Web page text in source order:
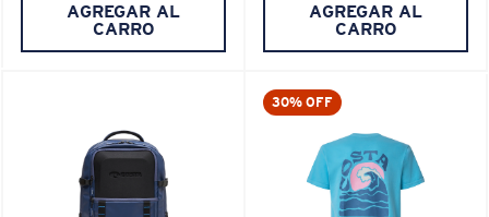
AGREGAR AL
CARRO
AGREGAR AL
CARRO
30% OFF